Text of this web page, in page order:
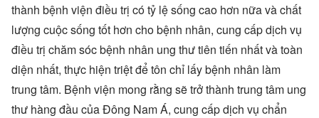
thành bệnh viện điều trị có tỷ lệ sống cao hơn nữa và chất
lượng cuộc sống tốt hơn cho bệnh nhân, cung cấp dịch vụ
điều trị chăm sóc bệnh nhân ung thư tiên tiến nhất và toàn
diện nhất, thực hiện triệt để tôn chỉ lấy bệnh nhân làm
trung tâm. Bệnh viện mong rằng sẽ trở thành trung tâm ung
thư hàng đầu của Đông Nam Á, cung cấp dịch vụ chẩn